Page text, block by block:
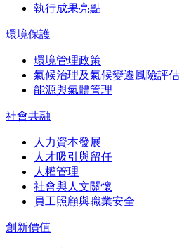
執行成果亮點
環境保護
環境管理政策
氣候治理及氣候變遷風險評估
能源與氣體管理
社會共融
人力資本發展
人才吸引與留任
人權管理
社會與人文關懷
員工照顧與職業安全
創新價值